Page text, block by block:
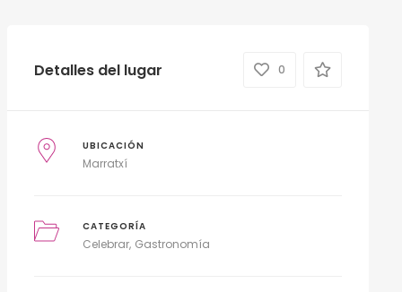
Detalles del lugar 0
UBICACIÓN
Marratxí
CATEGORÍA
Celebrar Gastronomía